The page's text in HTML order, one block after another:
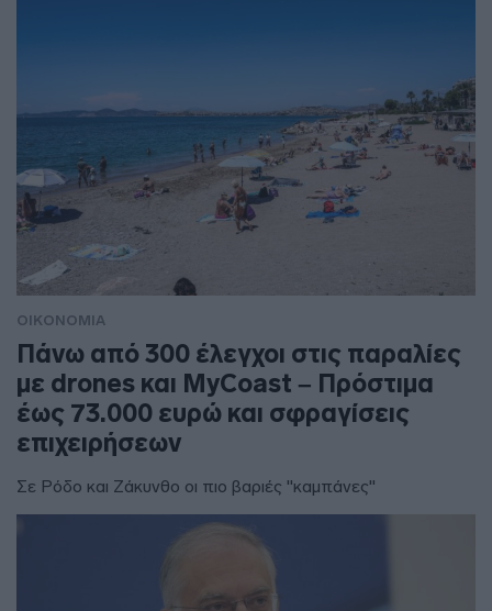
ΟΙΚΟΝΟΜΙΑ
Πάνω από 300 έλεγχοι στις παραλίες
με drones και MyCoast – Πρόστιμα
έως 73.000 ευρώ και σφραγίσεις
επιχειρήσεων
Σε Ρόδο και Ζάκυνθο οι πιο βαριές "καμπάνες"